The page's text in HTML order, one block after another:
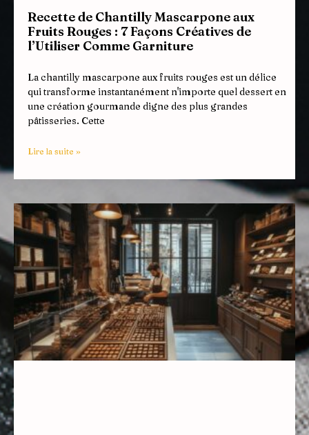
Recette de Chantilly Mascarpone aux
Fruits Rouges : 7 Façons Créatives de
l’Utiliser Comme Garniture
La chantilly mascarpone aux fruits rouges est un délice
qui transforme instantanément n'importe quel dessert en
une création gourmande digne des plus grandes
pâtisseries. Cette
Lire la suite »